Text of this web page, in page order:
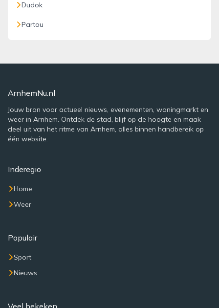
Dudok
Partou
ArnhemNu.nl
Jouw bron voor actueel nieuws, evenementen, woningmarkt en
weer in Arnhem. Ontdek de stad, blijf op de hoogte en maak
deel uit van het ritme van Arnhem, alles binnen handbereik op
één website.
Inderegio
Home
Weer
Populair
Sport
Nieuws
Veel bekeken